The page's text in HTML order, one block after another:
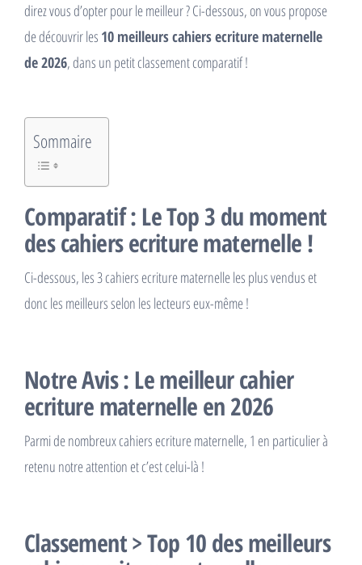
direz vous d’opter pour le meilleur ? Ci-dessous, on vous propose
de découvrir les 10 meilleurs cahiers ecriture maternelle
de 2026, dans un petit classement comparatif !
Sommaire
Comparatif : Le Top 3 du moment
des cahiers ecriture maternelle !
Ci-dessous, les 3 cahiers ecriture maternelle les plus vendus et
donc les meilleurs selon les lecteurs eux-même !
Notre Avis : Le meilleur cahier
ecriture maternelle en 2026
Parmi de nombreux cahiers ecriture maternelle, 1 en particulier à
retenu notre attention et c’est celui-là !
Classement > Top 10 des meilleurs